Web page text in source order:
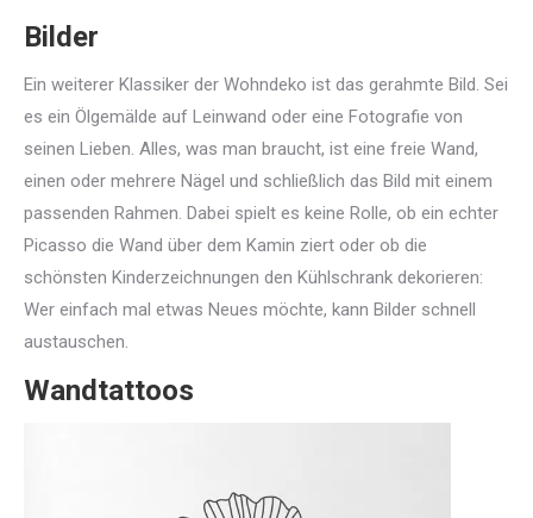
Bilder
Ein weiterer Klassiker der Wohndeko ist das gerahmte Bild. Sei
es ein Ölgemälde auf Leinwand oder eine Fotografie von
seinen Lieben. Alles, was man braucht, ist eine freie Wand,
einen oder mehrere Nägel und schließlich das Bild mit einem
passenden Rahmen. Dabei spielt es keine Rolle, ob ein echter
Picasso die Wand über dem Kamin ziert oder ob die
schönsten Kinderzeichnungen den Kühlschrank dekorieren:
Wer einfach mal etwas Neues möchte, kann Bilder schnell
austauschen.
Wandtattoos